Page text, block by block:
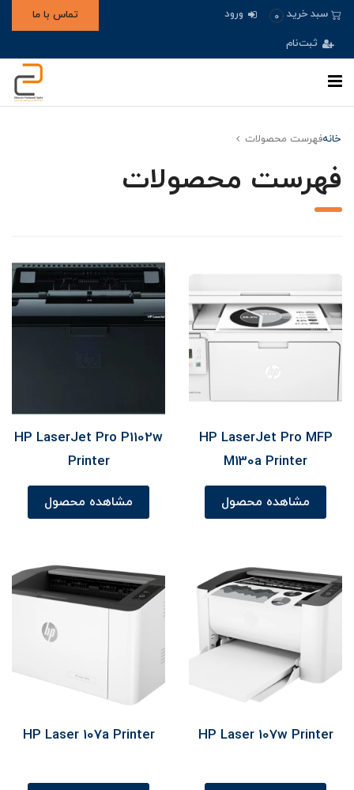
سبد خرید 0 ورود
ثبت‌نام
تماس با ما
خانهفهرست محصولات
فهرست محصولات
HP LaserJet Pro MFP
M130a Printer
مشاهده محصول
HP LaserJet Pro P1102w
Printer
مشاهده محصول
HP Laser 107w Printer
HP Laser 107a Printer